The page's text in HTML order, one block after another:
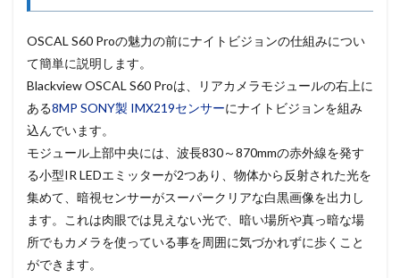
OSCAL S60 Proの魅力の前にナイトビジョンの仕組みについ
て簡単に説明します。
Blackview OSCAL S60 Proは、リアカメラモジュールの右上に
ある8MP SONY製 IMX219センサーにナイトビジョンを組み
込んでいます。
モジュール上部中央には、波長830～870mmの赤外線を発す
る小型IR LEDエミッターが2つあり、物体から反射された光を
集めて、暗視センサーがスーパークリアな白黒画像を出力し
ます。これは肉眼では見えない光で、暗い場所や真っ暗な場
所でもカメラを使っている事を周囲に気づかれずに歩くこと
ができます。